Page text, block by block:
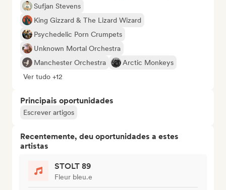
Sufjan Stevens
King Gizzard & The Lizard Wizard
Psychedelic Porn Crumpets
Unknown Mortal Orchestra
Manchester Orchestra
Arctic Monkeys
Ver tudo +12
Principais oportunidades
Escrever artigos
Recentemente, deu oportunidades a estes
artistas
STOLT 89
Fleur bleu.e